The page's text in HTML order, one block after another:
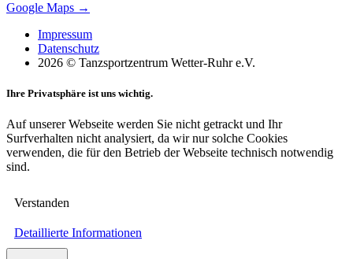
Google Maps →
Impressum
Datenschutz
2026 © Tanzsportzentrum Wetter-Ruhr e.V.
Ihre Privatsphäre ist uns wichtig.
Auf unserer Webseite werden Sie nicht getrackt und Ihr
Surfverhalten nicht analysiert, da wir nur solche Cookies
verwenden, die für den Betrieb der Webseite technisch notwendig
sind.
Verstanden
Detaillierte Informationen